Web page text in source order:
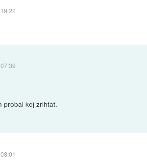
probal kej zrihtat.